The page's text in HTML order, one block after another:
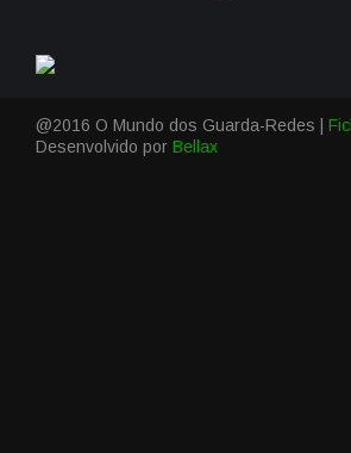
@2016 O Mundo dos Guarda-Redes |
Desenvolvido por Bellax